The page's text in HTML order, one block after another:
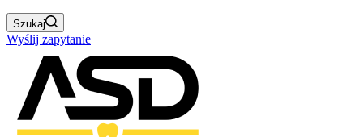
Szukaj
Wyślij zapytanie